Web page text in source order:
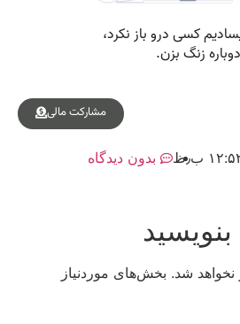
مشارکت مالی
ب٫ظ
بدون دیدگاه
بنویسید
شد. بخش‌های موردنیاز